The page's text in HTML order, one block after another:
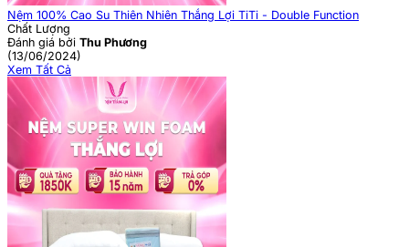
Nệm 100% Cao Su Thiên Nhiên Thắng Lợi TiTi - Double Function
Chất Lượng
Đánh giá bởi Thu Phương
(13/06/2024)
Xem Tất Cả